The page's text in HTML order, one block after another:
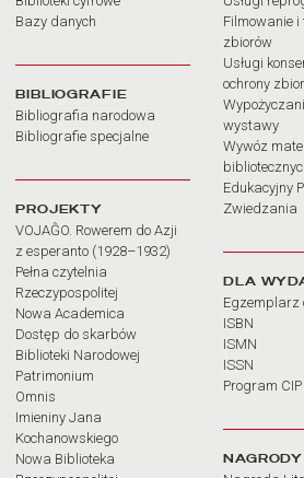
Bazy danych
BIBLIOGRAFIE
Bibliografia narodowa
Bibliografie specjalne
PROJEKTY
VOJAĜO. Rowerem do Azji
z esperanto (1928–1932)
Pełna czytelnia
Rzeczypospolitej
Nowa Academica
Dostęp do skarbów
Biblioteki Narodowej
Patrimonium
Omnis
Imieniny Jana
Kochanowskiego
Nowa Biblioteka
Filmowanie
zbiorów
Usługi
ochrony
wystawy
Wywóz
Edukacyjny
Zwiedzania
DLA
Egzemplarz
ISBN
ISMN
ISSN
Program CIP
NAGRODY